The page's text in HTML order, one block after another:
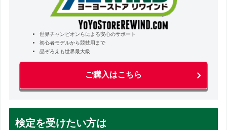
世界チャンピオンらによる安心のサポート
初心者モデルから競技用まで
品ぞろえも世界最大級
ご購入はこちら
検定を受けたい方は